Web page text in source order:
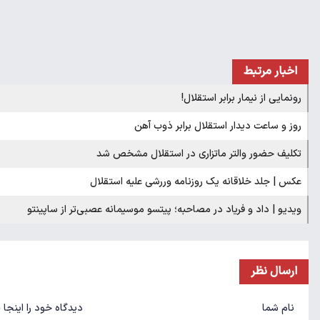
اخبار مرتبط
رونمایی از نیمار برابر استقلال!
روز و ساعت دیدار استقلال برابر ذوب آهن
تکلیف حضور والتر ماتزاری در استقلال مشخص شد
عکس | جلد خلاقانه یک روزنامه وررشی علیه استقلال
ویدیو | داد و فریاد در مصاحبه؛ پیتسو موسیمانه عصبی‌تر از ساپینتو
ارسال نظر
نام شما دیدگاه خود را